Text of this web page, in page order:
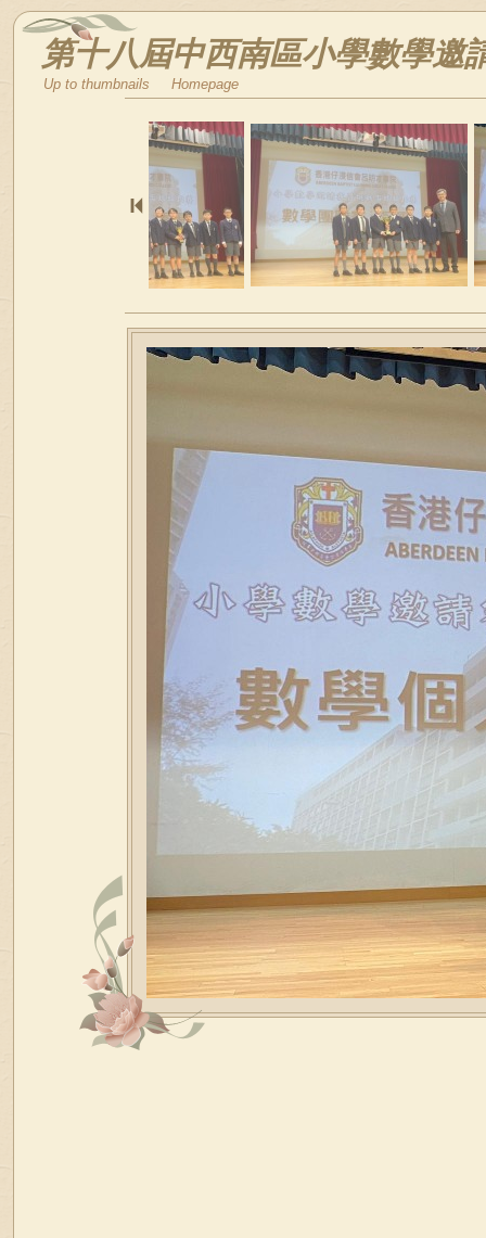
第十八屆中西南區小學數學邀
Up to thumbnails Homepage